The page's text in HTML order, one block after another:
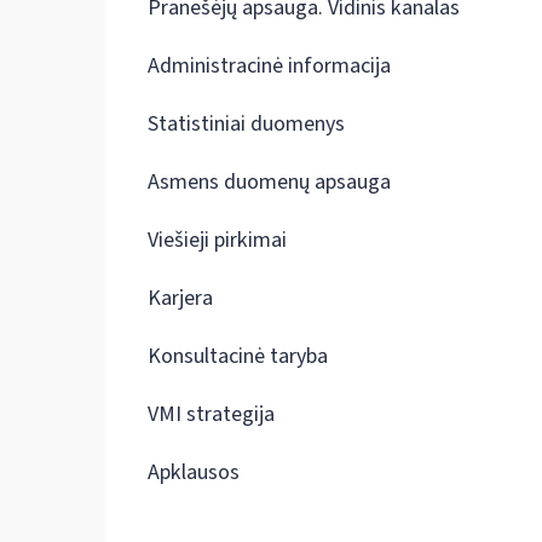
Pranešėjų apsauga. Vidinis kanalas
Administracinė informacija
Statistiniai duomenys
Asmens duomenų apsauga
Viešieji pirkimai
Karjera
Konsultacinė taryba
VMI strategija
Apklausos